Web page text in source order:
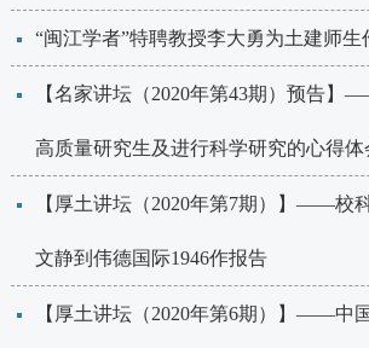
“闽江学者”特聘教授李大勇为土建师生
【名家讲坛（2020年第43期）预告】
高质量研究生及进行科学研究的心得体
【厚土讲坛（2020年第7期）】——校
文静到​伟德国际1946作报告
【厚土讲坛（2020年第6期）】——中